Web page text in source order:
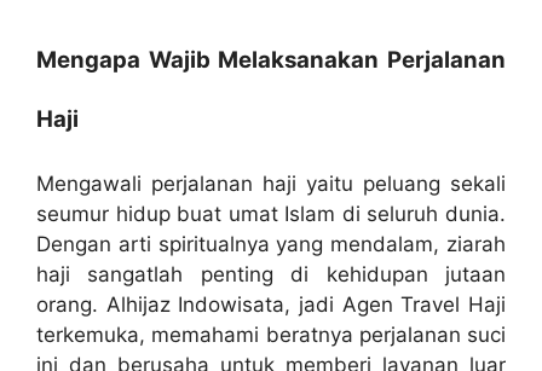
Mengapa Wajib Melaksanakan Perjalanan
Haji
Mengawali perjalanan haji yaitu peluang sekali
seumur hidup buat umat Islam di seluruh dunia.
Dengan arti spiritualnya yang mendalam, ziarah
haji sangatlah penting di kehidupan jutaan
orang. Alhijaz Indowisata, jadi Agen Travel Haji
terkemuka, memahami beratnya perjalanan suci
ini dan berusaha untuk memberi layanan luar